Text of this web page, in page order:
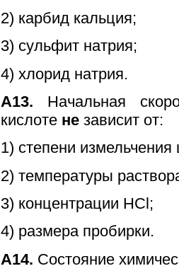
2) карбид кальция;
3) сульфит натрия;
4) хлорид натрия.
А13. Начальная
кислоте не зависит от:
1) степени измельчения
2) температуры
3) концентрации HCl;
4) размера пробирки.
А14. Состояние